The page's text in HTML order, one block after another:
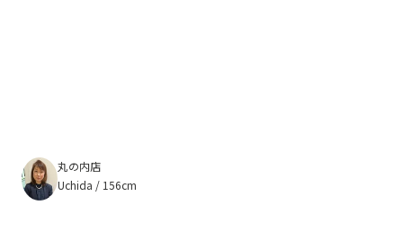
丸の内店
Uchida / 156cm